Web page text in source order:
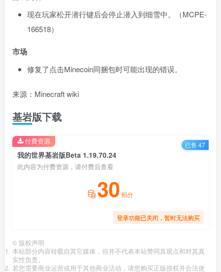
现在玩家松开潜行键后会停止潜入到细雪中。（MCPE-
166518）
市场
修复了点击Minecoin同捆包时可能出现的错误。
来源：Minecraft wiki
基岩版下载
我的世界基岩版Beta 1.19.70.24
此内容为付费资源，请付费后查看
30 积分
登录功能已关闭，暂时无法购买
付费资源 已售 47
© 版权声明
本站部分内容转载自其它媒体，但并不代表本站赞同其观点和对其真
实性负责。
若您需要商业运营或用于其他商业活动，请您购买正版授权并合法使